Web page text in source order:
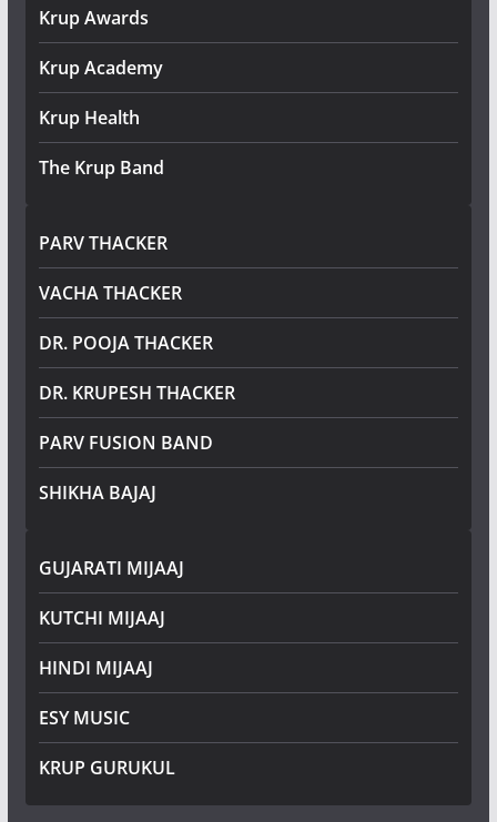
Krup Awards
Krup Academy
Krup Health
The Krup Band
PARV THACKER
VACHA THACKER
DR. POOJA THACKER
DR. KRUPESH THACKER
PARV FUSION BAND
SHIKHA BAJAJ
GUJARATI MIJAAJ
KUTCHI MIJAAJ
HINDI MIJAAJ
ESY MUSIC
KRUP GURUKUL